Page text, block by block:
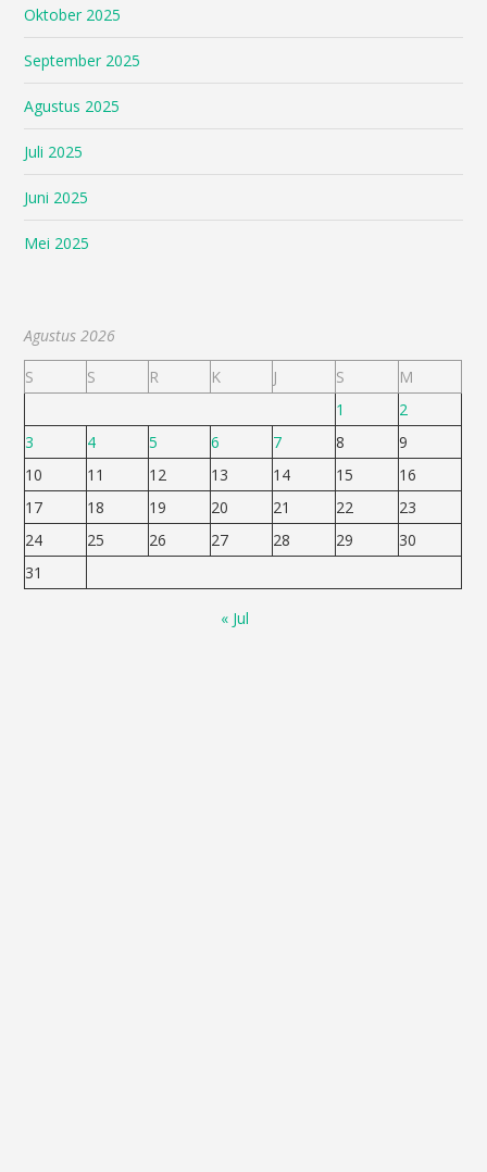
Oktober 2025
September 2025
Agustus 2025
Juli 2025
Juni 2025
Mei 2025
Agustus 2026
S
S R K J S
M
1
2
3
4 5 6 7 8
9
10
11 12 13 14 15
16
17
18 19 20 21 22
23
24
25 26 27 28 29
30
31
« Jul